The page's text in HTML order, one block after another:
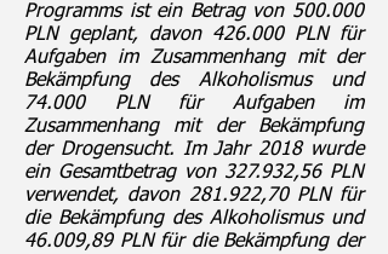
Programms ist ein Betrag von 500.000
PLN geplant, davon 426.000 PLN für
Aufgaben im Zusammenhang mit der
Bekämpfung des Alkoholismus und
74.000 PLN für Aufgaben im
Zusammenhang mit der Bekämpfung
der Drogensucht. Im Jahr 2018 wurde
ein Gesamtbetrag von 327.932,56 PLN
verwendet, davon 281.922,70 PLN für
die Bekämpfung des Alkoholismus und
46.009,89 PLN für die Bekämpfung der